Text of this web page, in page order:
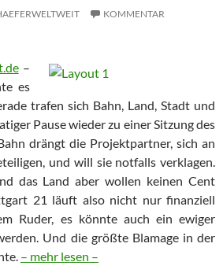
KOMMENTAR
–
es
trafen sich Bahn, Land, Stadt und
Pause wieder zu einer Sitzung des
drängt die Projektpartner, sich an
und will sie notfalls verklagen.
das Land aber wollen keinen Cent
21 läuft also nicht nur finanziell
Ruder, es könnte auch ein ewiger
Und die größte Blamage in der
– mehr lesen –